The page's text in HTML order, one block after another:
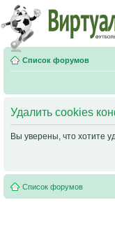
Список форумов
Удалить cookies
Вы уверены, что хотите
Список форумов